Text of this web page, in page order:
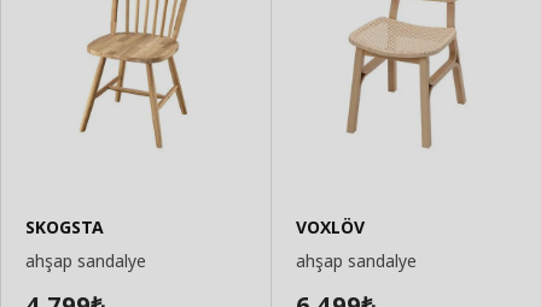
SKOGSTA
ahşap sandalye
VOXLÖV
ahşap sandalye